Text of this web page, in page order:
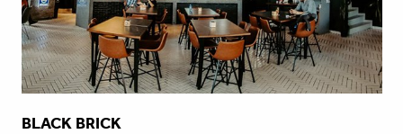
BLACK BRICK